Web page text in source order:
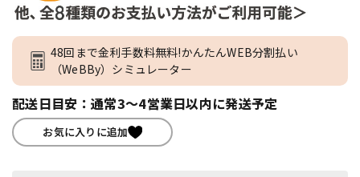
48回まで金利手数料無料!かんたんWEB分割払い
（WeBBy）シミュレーター
配送日目安：通常3～4営業日以内に発送予定
お気に入りに追加